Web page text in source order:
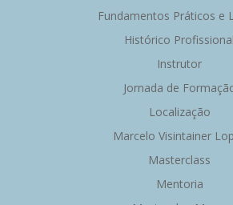
Fundamentos Práticos e
Histórico Profissional
Instrutor
Jornada de
Localização
Marcelo Visintainer
Masterclass
Mentoria